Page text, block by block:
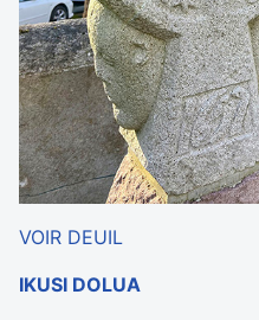
VOIR DEUIL
IKUSI DOLUA